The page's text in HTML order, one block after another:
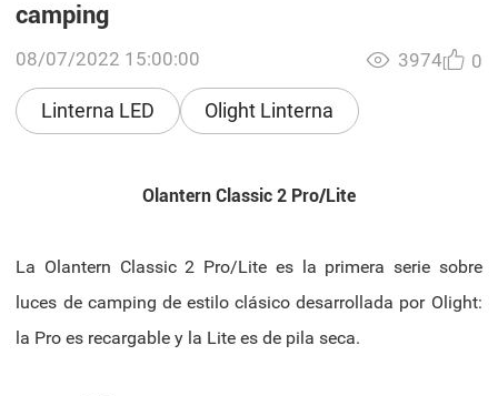
camping
08/07/2022 15:00:00
Linterna LED Olight Linterna
3974 0
Olantern Classic 2 Pro/Lite
La Olantern Classic 2 Pro/Lite es la primera serie sobre
luces de camping de estilo clásico desarrollada por Olight:
la Pro es recargable y la Lite es de pila seca.